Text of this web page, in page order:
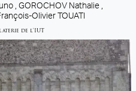
, GOROCHOV Nathalie ,
Olivier TOUATI
de l'IUT